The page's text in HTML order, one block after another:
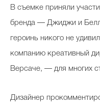
В съемке приняли
бренда — Джиджи и
героинь никого не
компанию креативный
Версаче, — для многих
Дизайнер